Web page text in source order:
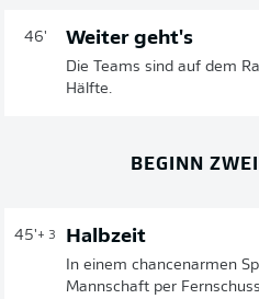
46' Weiter geht's
Die Teams sind auf dem
Hälfte.
BEGINN
45'+ 3 Halbzeit
In einem chancenarmen
Mannschaft per